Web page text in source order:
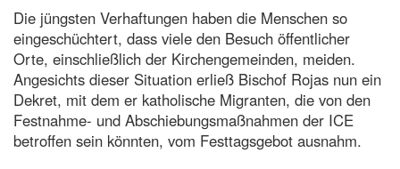
Die jüngsten Verhaftungen haben die Menschen so
eingeschüchtert, dass viele den Besuch öffentlicher
Orte, einschließlich der Kirchengemeinden, meiden.
Angesichts dieser Situation erließ Bischof Rojas nun ein
Dekret, mit dem er katholische Migranten, die von den
Festnahme- und Abschiebungsmaßnahmen der ICE
betroffen sein könnten, vom Festtagsgebot ausnahm.